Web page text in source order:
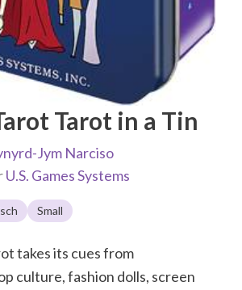
Tarot in a Tin
Jym Narciso
U.S. Games Systems
Small
takes its cues from
culture, fashion dolls, screen